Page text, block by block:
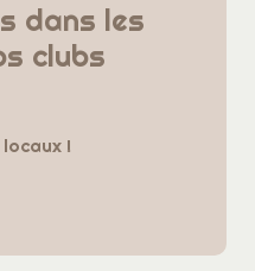
dans les
clubs
!